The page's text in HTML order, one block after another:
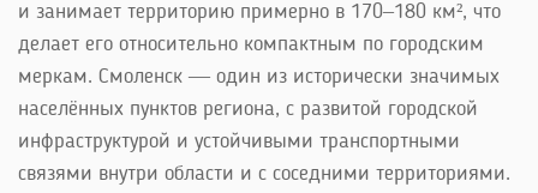
и занимает территорию примерно в 170–180 км², что
делает его относительно компактным по городским
меркам. Смоленск — один из исторически значимых
населённых пунктов региона, с развитой городской
инфраструктурой и устойчивыми транспортными
связями внутри области и с соседними территориями.